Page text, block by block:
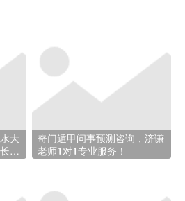
大
的
奇门遁甲问事预测咨询，济谦
老师1对1专业服务！